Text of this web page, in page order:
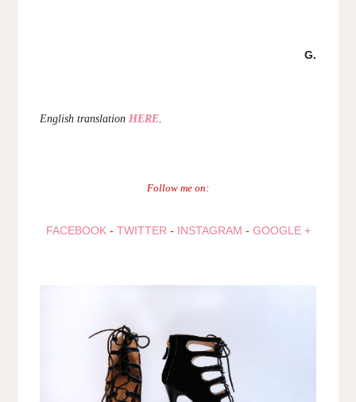
G.
English translation HERE
Follow me on:
FACEBOOK- TWITTER - INSTAGRAM - GOOGLE +